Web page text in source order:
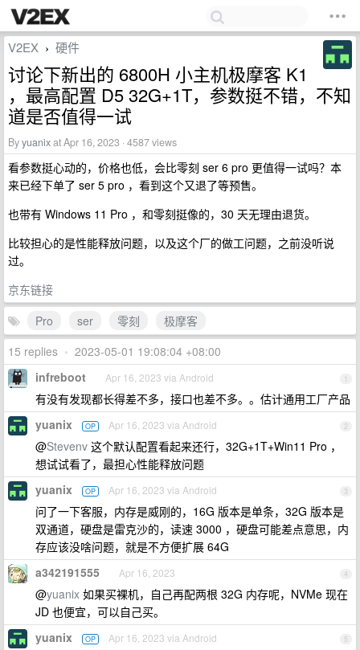
V2EX › 硬件
讨论下新出的 6800H 小主机极摩客 K1
，最高配置 D5 32G+1T，参数挺不错，不知
道是否值得一试
Byyuanixat Apr 16, 2023 · 4587 views
看参数挺心动的，价格也低，会比零刻 ser 6 pro 更值得一试吗？本
来已经下单了 ser 5 pro ，看到这个又退了等预售。
也带有 Windows 11 Pro ，和零刻挺像的，30 天无理由退货。
比较担心的是性能释放问题，以及这个厂的做工问题，之前没听说
过。
京东链接
Pro
ser 零刻
极摩客
15 replies • 2023-05-01 19:08:04 +08:00
1
infreboot Apr 16, 2023 via Android
有没有发现都长得差不多，接口也差不多。。估计通用工厂产品
2
yuanix OP Apr 16, 2023 via Android
@Stevenv 这个默认配置看起来还行，32G+1T+Win11 Pro ，
想试试看了，最担心性能释放问题
3
yuanix OP Apr 16, 2023 via Android
问了一下客服，内存是威刚的，16G 版本是单条，32G 版本是
双通道，硬盘是雷克沙的，读速 3000 ，硬盘可能差点意思，内
存应该没啥问题，就是不方便扩展 64G
4
a342191555 Apr 16, 2023
@yuanix 如果买裸机，自己再配两根 32G 内存呢，NVMe 现在
JD 也便宜，可以自己买。
5
yuanix OP Apr 16, 2023 via Android